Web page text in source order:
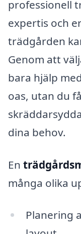
professionell
expertis och
trädgården
Genom att
bara hjälp
oas, utan du
dina behov.
En
många olika
Planering